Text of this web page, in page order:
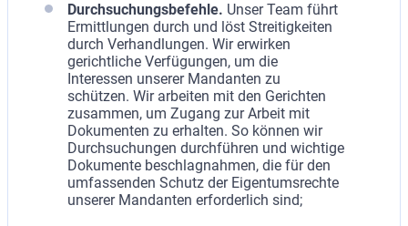
Durchsuchungsbefehle. Unser Team führt
Ermittlungen durch und löst Streitigkeiten
durch Verhandlungen. Wir erwirken
gerichtliche Verfügungen, um die
Interessen unserer Mandanten zu
schützen. Wir arbeiten mit den Gerichten
zusammen, um Zugang zur Arbeit mit
Dokumenten zu erhalten. So können wir
Durchsuchungen durchführen und wichtige
Dokumente beschlagnahmen, die für den
umfassenden Schutz der Eigentumsrechte
unserer Mandanten erforderlich sind;